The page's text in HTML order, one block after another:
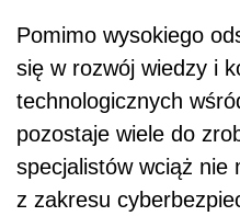
Pomimo wysokiego
się w rozwój wiedzy i
technologicznych
pozostaje wiele do
specjalistów wciąż nie
z zakresu